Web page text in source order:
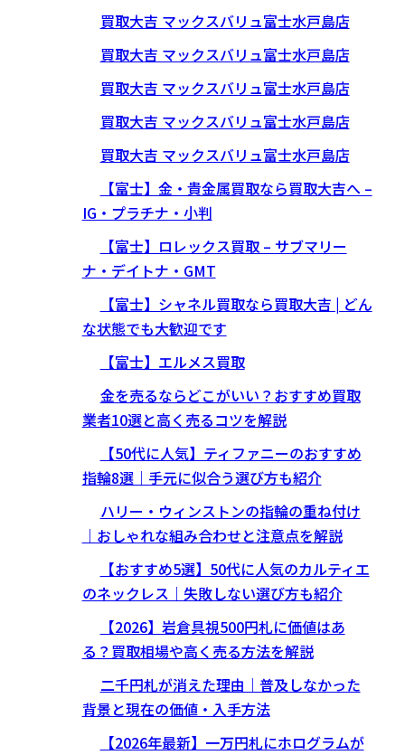
買取大吉 マックスバリュ富士水戸島店
買取大吉 マックスバリュ富士水戸島店
買取大吉 マックスバリュ富士水戸島店
買取大吉 マックスバリュ富士水戸島店
買取大吉 マックスバリュ富士水戸島店
【富士】金・貴金属買取なら買取大吉へ –
IG・プラチナ・小判
【富士】ロレックス買取 – サブマリー
ナ・デイトナ・GMT
【富士】シャネル買取なら買取大吉 | どん
な状態でも大歓迎です
【富士】エルメス買取
金を売るならどこがいい？おすすめ買取
業者10選と高く売るコツを解説
【50代に人気】ティファニーのおすすめ
指輪8選｜手元に似合う選び方も紹介
ハリー・ウィンストンの指輪の重ね付け
｜おしゃれな組み合わせと注意点を解説
【おすすめ5選】50代に人気のカルティエ
のネックレス｜失敗しない選び方も紹介
【2026】岩倉具視500円札に価値はあ
る？買取相場や高く売る方法を解説
二千円札が消えた理由｜普及しなかった
背景と現在の価値・入手方法
【2026年最新】一万円札にホログラムが